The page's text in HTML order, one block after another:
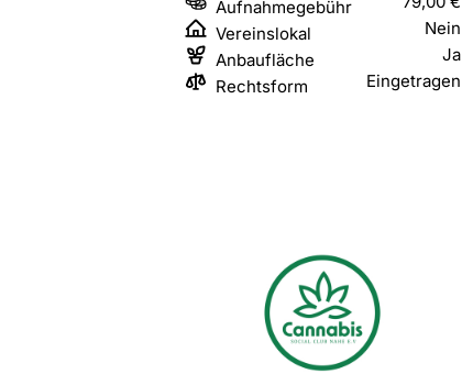
Aufnahmegebühr
Vereinslokal
Nein
Anbaufläche
Ja
Rechtsform
Eingetragen